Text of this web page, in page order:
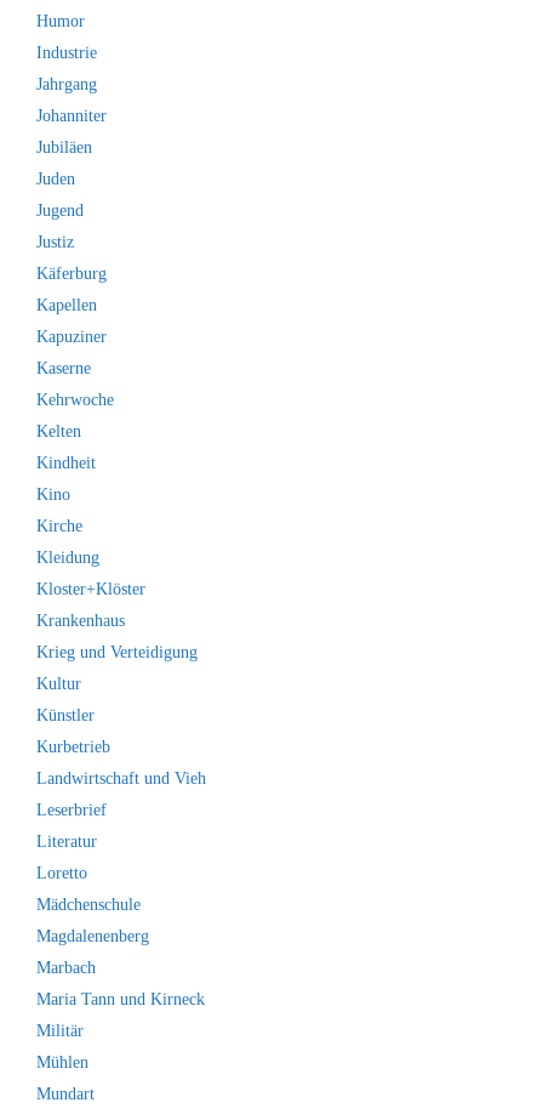
Humor
Industrie
Jahrgang
Johanniter
Jubiläen
Juden
Jugend
Justiz
Käferburg
Kapellen
Kapuziner
Kaserne
Kehrwoche
Kelten
Kindheit
Kino
Kirche
Kleidung
Kloster+Klöster
Krankenhaus
Krieg und Verteidigung
Kultur
Künstler
Kurbetrieb
Landwirtschaft und Vieh
Leserbrief
Literatur
Loretto
Mädchenschule
Magdalenenberg
Marbach
Maria Tann und Kirneck
Militär
Mühlen
Mundart